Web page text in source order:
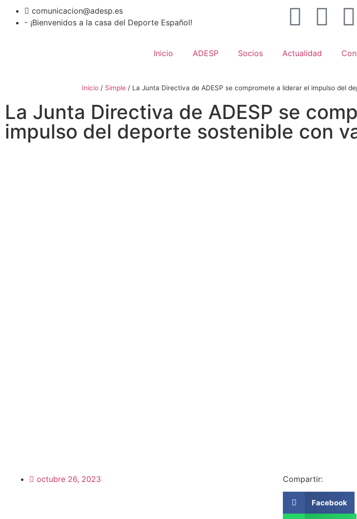
comunicacion@adesp.es
- ¡Bienvenidos a la casa del Deporte Español!
Inicio ADESP Socios Actualidad
Inicio / Simple / La Junta Directiva de ADESP se compromete a liderar el impulso del
La Junta Directiva de ADESP se
impulso del deporte sostenible con
octubre 26, 2023 Compartir:
Facebook